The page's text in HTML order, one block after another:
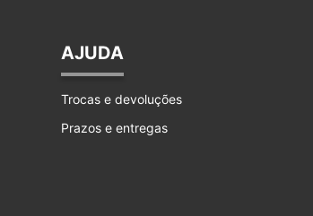
AJUDA
Trocas e devoluções
Prazos e entregas